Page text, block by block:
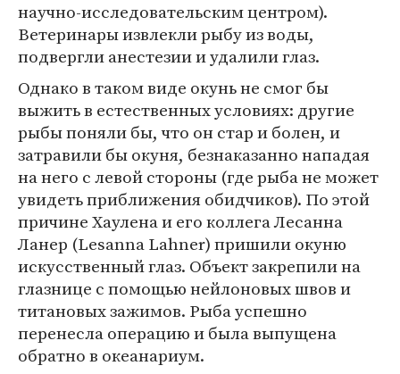
научно-исследовательским центром).
Ветеринары извлекли рыбу из воды,
подвергли анестезии и удалили глаз.
Однако в таком виде окунь не смог бы
выжить в естественных условиях: другие
рыбы поняли бы, что он стар и болен, и
затравили бы окуня, безнаказанно нападая
на него с левой стороны (где рыба не может
увидеть приближения обидчиков). По этой
причине Хаулена и его коллега Лесанна
Ланер (Lesanna Lahner) пришили окуню
искусственный глаз. Объект закрепили на
глазнице с помощью нейлоновых швов и
титановых зажимов. Рыба успешно
перенесла операцию и была выпущена
обратно в океанариум.